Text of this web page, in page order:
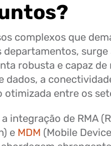
complexos que
surge
robusta e capaz de
dados, a
otimizada entre os
integração de RMA
e MDM (Mobile